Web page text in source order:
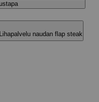
naudan flap steak